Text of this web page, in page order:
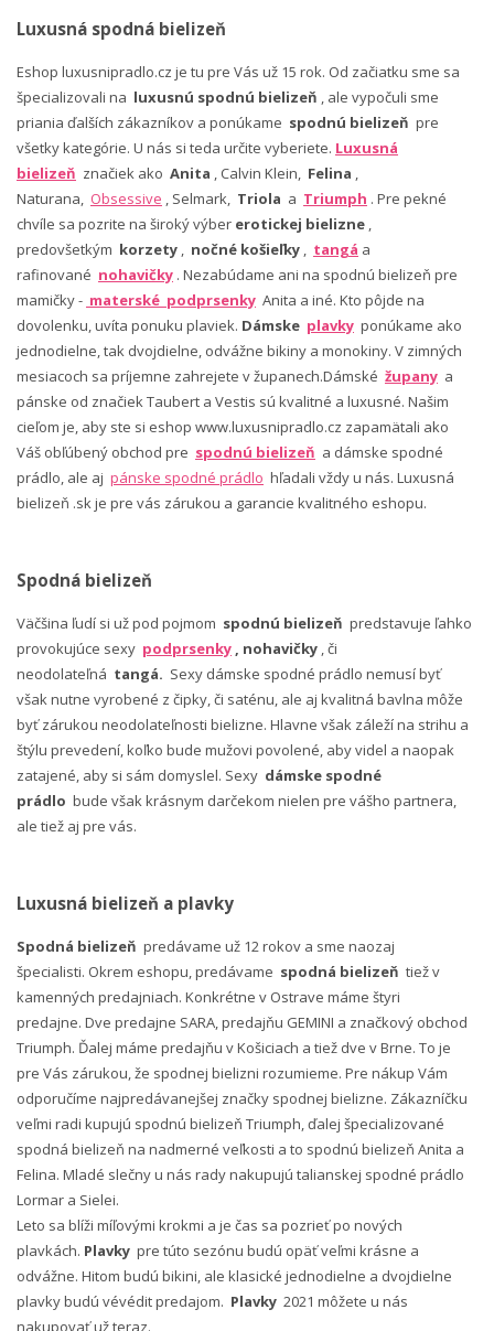
Luxusná spodná bielizeň
Eshop luxusnipradlo.cz je tu pre Vás už 15 rok. Od začiatku sme sa
špecializovali na luxusnú spodnú bielizeň , ale vypočuli sme
priania ďalších zákazníkov a ponúkame spodnú bielizeň pre
všetky kategórie. U nás si teda určite vyberiete. Luxusná
bielizeň značiek ako Anita , Calvin Klein, Felina ,
Naturana, Obsessive , Selmark, Triola a Triumph . Pre pekné
chvíle sa pozrite na široký výber erotickej bielizne ,
predovšetkým korzety , nočné košieľky , tangá a
rafinované nohavičky . Nezabúdame ani na spodnú bielizeň pre
mamičky - materské podprsenky Anita a iné. Kto pôjde na
dovolenku, uvíta ponuku plaviek. Dámske plavky ponúkame ako
jednodielne, tak dvojdielne, odvážne bikiny a monokiny. V zimných
mesiacoch sa príjemne zahrejete v županech.Dámské župany a
pánske od značiek Taubert a Vestis sú kvalitné a luxusné. Našim
cieľom je, aby ste si eshop www.luxusnipradlo.cz zapamätali ako
Váš obľúbený obchod pre spodnú bielizeň a dámske spodné
prádlo, ale aj pánske spodné prádlo hľadali vždy u nás. Luxusná
bielizeň .sk je pre vás zárukou a garancie kvalitného eshopu.
Spodná bielizeň
Väčšina ľudí si už pod pojmom spodnú bielizeň predstavuje ľahko
provokujúce sexy podprsenky , nohavičky , či
neodolateľná tangá. Sexy dámske spodné prádlo nemusí byť
však nutne vyrobené z čipky, či saténu, ale aj kvalitná bavlna môže
byť zárukou neodolateľnosti bielizne. Hlavne však záleží na strihu a
štýlu prevedení, koľko bude mužovi povolené, aby videl a naopak
zatajené, aby si sám domyslel. Sexy dámske spodné
prádlo bude však krásnym darčekom nielen pre vášho partnera,
ale tiež aj pre vás.
Luxusná bielizeň a plavky
Spodná bielizeň predávame už 12 rokov a sme naozaj
špecialisti. Okrem eshopu, predávame spodná bielizeň tiež v
kamenných predajniach. Konkrétne v Ostrave máme štyri
predajne. Dve predajne SARA, predajňu GEMINI a značkový obchod
Triumph. Ďalej máme predajňu v Košiciach a tiež dve v Brne. To je
pre Vás zárukou, že spodnej bielizni rozumieme. Pre nákup Vám
odporučíme najpredávanejšej značky spodnej bielizne. Zákazníčku
veľmi radi kupujú spodnú bielizeň Triumph, ďalej špecializované
spodná bielizeň na nadmerné veľkosti a to spodnú bielizeň Anita a
Felina. Mladé slečny u nás rady nakupujú talianskej spodné prádlo
Lormar a Sielei.
Leto sa blíži míľovými krokmi a je čas sa pozrieť po nových
plavkách. Plavky pre túto sezónu budú opäť veľmi krásne a
odvážne. Hitom budú bikini, ale klasické jednodielne a dvojdielne
plavky budú vévédit predajom. Plavky 2021 môžete u nás
nakupovať už teraz.